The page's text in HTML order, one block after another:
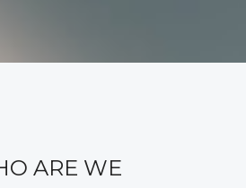
ARE WE